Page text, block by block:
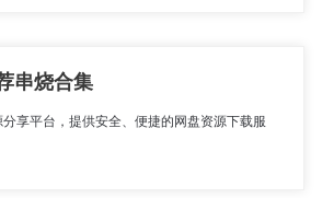
串烧合集
享平台，提供安全、便捷的网盘资源下载服